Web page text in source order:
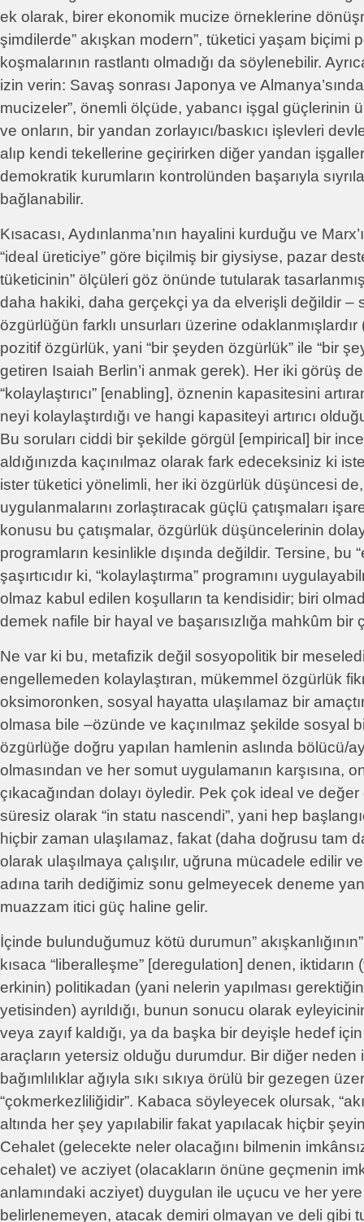
ek olarak, birer ekonomik mucize örneklerine
şimdilerde” akışkan modern”, tüketici yaşam biçimi
koşmalarının rastlantı olmadığı da söylenebilir.
izin verin: Savaş sonrası Japonya ve
mucizeler”, önemli ölçüde, yabancı işgal güçlerinin
ve onların, bir yandan zorlayıcı/baskıcı işlevleri
alıp kendi tekellerine geçirirken diğer yandan
demokratik kurumların kontrolünden başarıyla
bağlanabilir.
Kısacası, Aydınlanma’nın hayalini kurduğu ve
“ideal üreticiye” göre biçilmiş bir giysiyse, pazar
tüketicinin” ölçüleri göz önünde tutularak
daha hakiki, daha gerçekçi ya da elverişli değildir –
özgürlüğün farklı unsurları üzerine
pozitif özgürlük, yani “bir şeyden özgürlük” ile “bir
getiren Isaiah Berlin’i anmak gerek). Her iki görüş
“kolaylaştırıcı” [enabling], öznenin kapasitesini
neyi kolaylaştırdığı ve hangi kapasiteyi artırıcı
Bu soruları ciddi bir şekilde görgül [empirical] bir
aldığınızda kaçınılmaz olarak fark edeceksiniz ki
ister tüketici yönelimli, her iki özgürlük düşüncesi
uygulanmalarını zorlaştıracak güçlü çatışmaları
konusu bu çatışmalar, özgürlük düşüncelerinin
programların kesinlikle dışında değildir. Tersine, bu
şaşırtıcıdır ki, “kolaylaştırma” programını
olmaz kabul edilen koşulların ta kendisidir; biri
demek nafile bir hayal ve başarısızlığa mahkûm bir
Ne var ki bu, metafizik değil sosyopolitik bir
engellemeden kolaylaştıran, mükemmel özgürlük
oksimoronken, sosyal hayatta ulaşılamaz bir
olmasa bile –özünde ve kaçınılmaz şekilde sosyal
özgürlüğe doğru yapılan hamlenin aslında bölücü/
olmasından ve her somut uygulamanın karşısına,
çıkacağından dolayı öyledir. Pek çok ideal ve
süresiz olarak “in statu nascendi”, yani hep
hiçbir zaman ulaşılamaz, fakat (daha doğrusu tam
olarak ulaşılmaya çalışılır, uğruna mücadele edilir
adına tarih dediğimiz sonu gelmeyecek deneme
muazzam itici güç haline gelir.
İçinde bulunduğumuz kötü durumun”
kısaca “liberalleşme” [deregulation] denen,
erkinin) politikadan (yani nelerin yapılması
yetisinden) ayrıldığı, bunun sonucu olarak
veya zayıf kaldığı, ya da başka bir deyişle hedef
araçların yetersiz olduğu durumdur. Bir diğer neden
bağımlılıklar ağıyla sıkı sıkıya örülü bir gezegen
“çokmerkezliliğidir”. Kabaca söyleyecek olursak,
altında her şey yapılabilir fakat yapılacak hiçbir
Cehalet (gelecekte neler olacağını bilmenin
cehalet) ve acziyet (olacakların önüne geçmenin
anlamındaki acziyet) duygulan ile uçucu ve her
belirlenemeyen, atacak demiri olmayan ve deli gibi